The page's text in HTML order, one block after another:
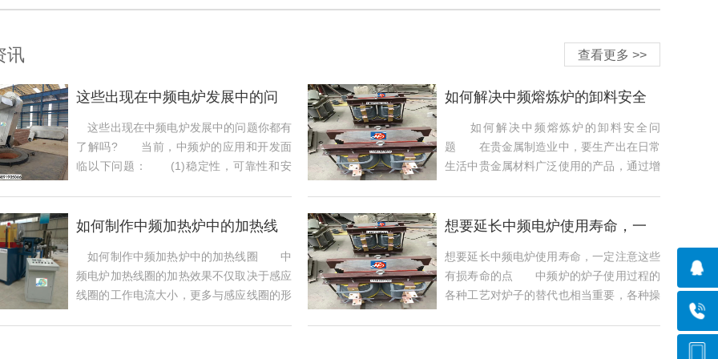
查看更多 >>
讯
这些出现在中频电炉发展中的问
题你都有了解
这些出现在中频电炉发展中的问题你都有
了解吗? 当前，中频炉的应用和开发面
临以下问题： (1)稳定性，可靠性和安
如何解决中频熔炼炉的卸料安全
问题
如何解决中频熔炼炉的卸料安全问
题 在贵金属制造业中，要生产出在日常
生活中贵金属材料广泛使用的产品，通过增
如何制作中频加热炉中的加热线
圈
如何制作中频加热炉中的加热线圈 中
频电炉加热线圈的加热效果不仅取决于感应
线圈的工作电流大小，更多与感应线圈的形
想要延长中频电炉使用寿命，一
定注意这些有
想要延长中频电炉使用寿命，一定注意这些
有损寿命的点 中频炉的炉子使用过程的
各种工艺对炉子的替代也相当重要，各种操